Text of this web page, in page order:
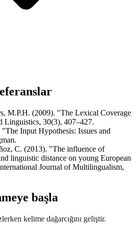
M.P.H. (2009). "The Lexical Coverage
Linguistics, 30(3), 407–427.
Input Hypothesis: Issues and
C. (2013). "The influence of
linguistic distance on young European
Journal of Multilingualism,
başla
kelime dağarcığını geliştir.